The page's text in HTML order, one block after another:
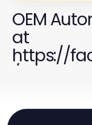
OEM
at
https://